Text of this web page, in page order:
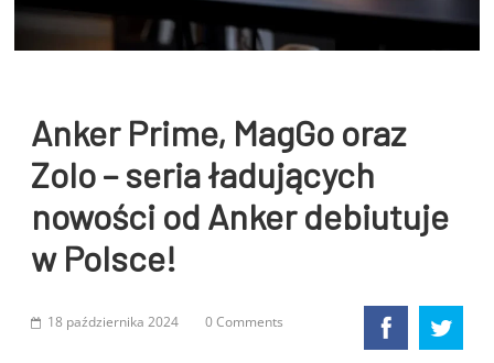
Anker Prime, MagGo oraz
Zolo – seria ładujących
nowości od Anker debiutuje
w Polsce!
18 października 2024 0 Comments